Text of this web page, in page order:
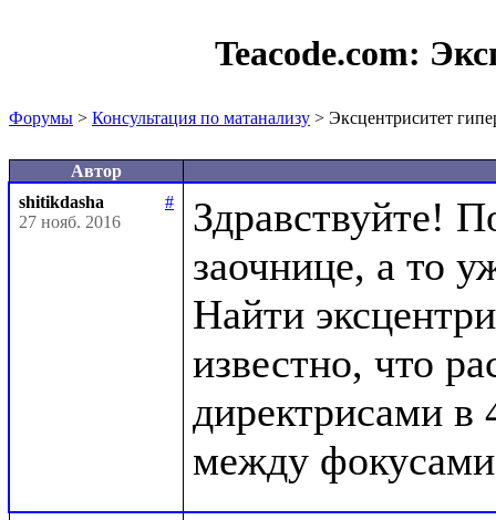
Teacode.com:
Форумы > Консультация по матанализу > Эксцентриситет
Автор
shitikdasha
#
27 нояб. 2016
Здравствуйте!
заочнице, а то
Найти
известно, что
директрисами в